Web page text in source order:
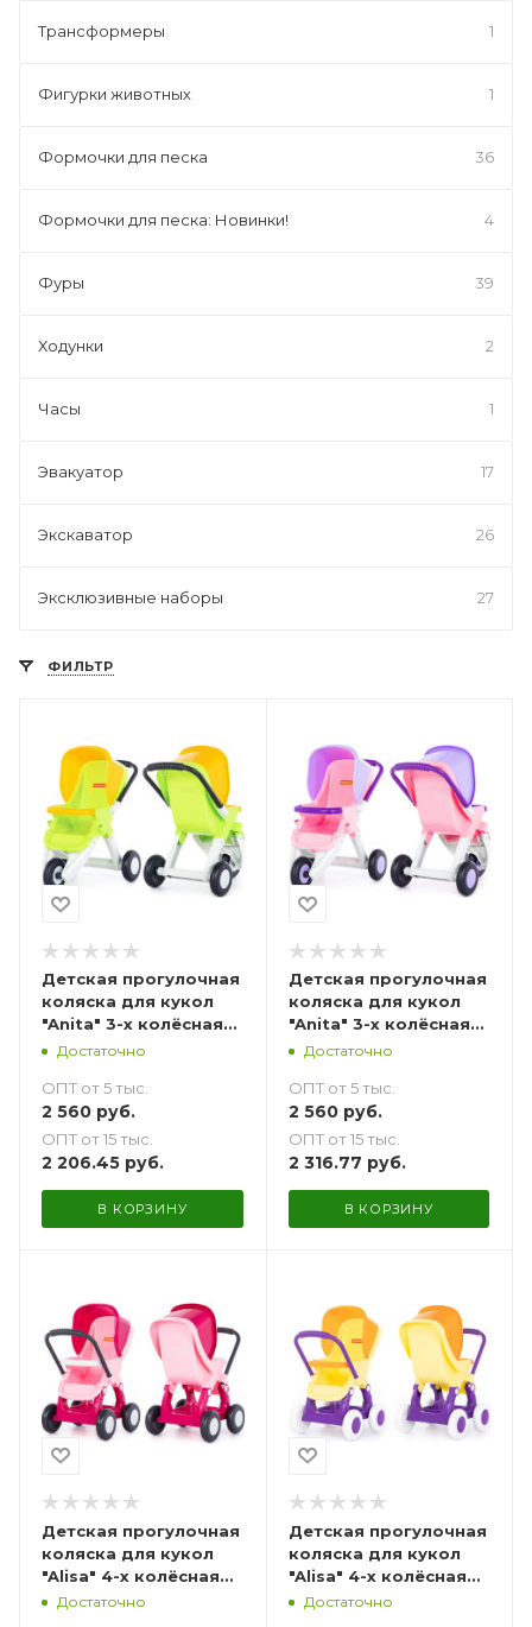
Трансформеры 1
Фигурки животных 1
Формочки для песка 36
Формочки для песка: Новинки! 4
Фуры 39
Ходунки 2
Часы 1
Эвакуатор 17
Экскаватор 26
Эксклюзивные наборы 27
ФИЛЬТР
Детская прогулочная
коляска для кукол
"Anita" 3-х колёсная
58 см
Достаточно
ОПТ от 5 тыс.
2 560 руб.
ОПТ от 15 тыс.
2 206.45 руб.
В КОРЗИНУ
Детская прогулочная
коляска для кукол
"Anita" 3-х колёсная
58 см
Достаточно
ОПТ от 5 тыс.
2 560руб.
ОПТ от 15 тыс.
2 316.77 руб.
В КОРЗИНУ
Детская прогулочная
коляска для кукол
"Alisa" 4-х колёсная
45 см
Достаточно
Детская прогулочная
коляска для кукол
"Alisa" 4-х колёсная
45 см
Достаточно